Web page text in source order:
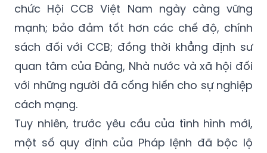
chức Hội CCB Việt Nam ngày càng vững
mạnh; bảo đảm tốt hơn các chế độ, chính
sách đối với CCB; đồng thời khẳng định sư
quan tâm của Đảng, Nhà nước và xã hội đối
với những người đã cống hiến cho sự nghiệp
cách mạng.
Tuy nhiên, trước yêu cầu của tình hình mới,
một số quy định của Pháp lệnh đã bộc lộ